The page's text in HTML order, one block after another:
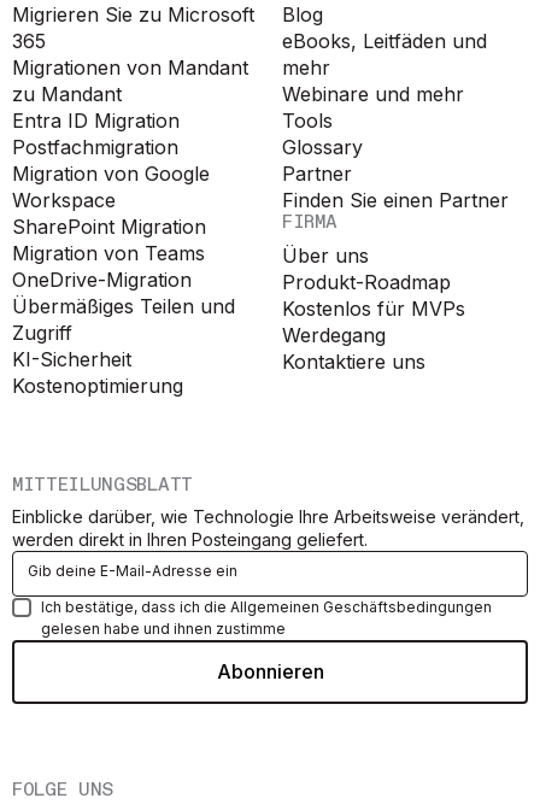
MITTEILUNGSBLATT
Einblicke darüber, wie Technologie Ihre Arbeitsweise verändert,
werden direkt in Ihren Posteingang geliefert.
Ich bestätige, dass ich die Allgemeinen Geschäftsbedingungen
gelesen habe und ihnen zustimme
FOLGE UNS
Migrieren Sie zu Microsoft
365
Migrationen von Mandant
zu Mandant
Entra ID Migration
Postfachmigration
Migration von Google
Workspace
SharePoint Migration
Migration von Teams
OneDrive-Migration
Übermäßiges Teilen und
Zugriff
KI-Sicherheit
Kostenoptimierung
Blog
eBooks, Leitfäden und
mehr
Webinare und mehr
Tools
Glossary
Partner
Finden Sie einen Partner
FIRMA
Über uns
Produkt-Roadmap
Kostenlos für MVPs
Werdegang
Kontaktiere uns